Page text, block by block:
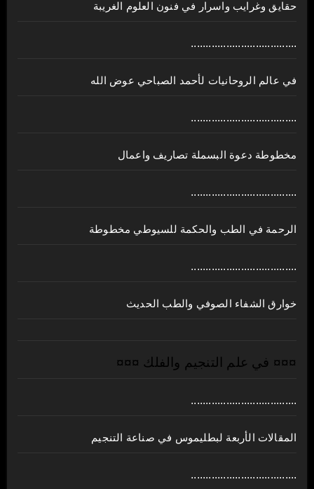
حقايق وغرايب واسرار في فنون العلوم الغريبة
....................................
في عالم الروحانيات لأحمد الصباحي عوض الله
....................................
مخطوطة دعوة البسملة تصاريف واعمال
....................................
الرحمة في الطب والحكمة للسيوطي مخطوطة
....................................
خوارق الشفاء الصوفي والطب الحديث
¤¤¤ في علم التنجيم والفلك ¤¤¤
....................................
المقالات الأربعة لبطليموس في صناعة التنجيم
....................................